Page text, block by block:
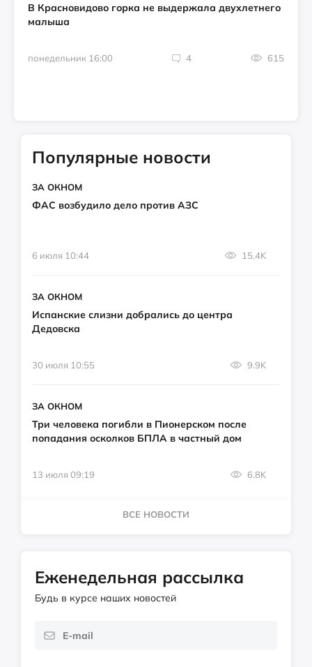
В Красновидово горка не выдержала двухлетнего
малыша
понедельник 16:00 4 615
Популярные новости
ЗА ОКНОМ
ФАС возбудило дело против АЗС
6 июля 10:44 15.4K
ЗА ОКНОМ
Испанские слизни добрались до центра
Дедовска
30 июля 10:55 9.9K
ЗА ОКНОМ
Три человека погибли в Пионерском после
попадания осколков БПЛА в частный дом
13 июля 09:19 6.8K
ВСЕ НОВОСТИ
Еженедельная рассылка
Будь в курсе наших новостей